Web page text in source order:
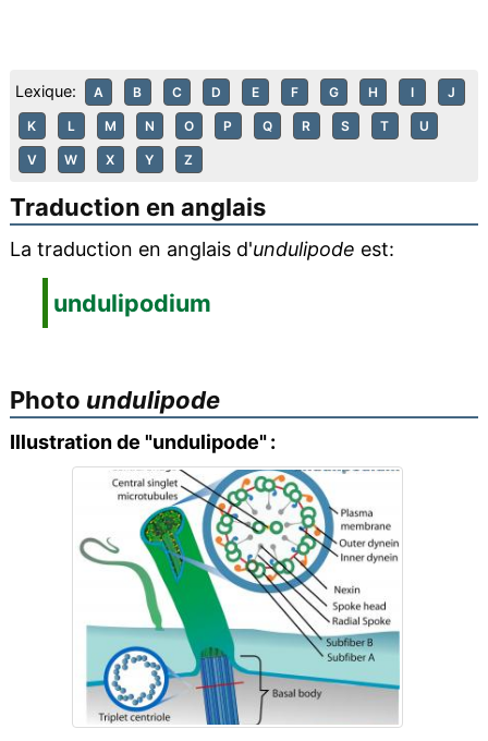
Lexique: A B C D E F G H I J
K L M N O P Q R S T U
V W X Y Z
Traduction en anglais
La traduction en anglais d'undulipode est:
undulipodium
Photo undulipode
Illustration de "undulipode" :